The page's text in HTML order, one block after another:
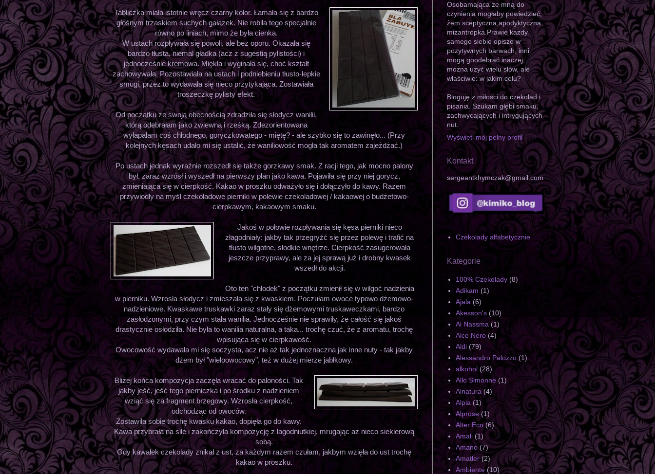
Tabliczka miała istotnie wręcz czarny kolor. Łamała się z bardzo
głośnym trzaskiem suchych gałązek. Nie robiła tego specjalnie
równo po liniach, mimo że była cienka.
W ustach rozpływała się powoli, ale bez oporu. Okazała się
bardzo tłusta, niemal gładka (acz z sugestią pylistości) i
jednocześnie kremowa. Miękła i wyginała się, choć kształt
zachowywała. Pozostawiała na ustach i podniebieniu tłusto-lepkie
smugi, przez to wydawała się nieco przytykająca. Zostawiała
troszeczkę pylisty efekt.
Od początku ze swoją obecnością zdradziła się słodycz wanilii,
którą odebrałam jako zwiewną i rześką. Zdezorientowana
wyłapałam coś chłodnego, goryczkowatego - miętę? - ale szybko się to zawinęło... (Przy
kolejnych kęsach udało mi się ustalić, że waniliowość mogła tak aromatem zajeżdżać.)
Po ustach jednak wyraźnie rozszedł się także gorzkawy smak. Z racji tego, jak mocno palony
był, zaraz wzrósł i wyszedł na pierwszy plan jako kawa. Pojawiła się przy niej gorycz,
zmieniająca się w cierpkość. Kakao w proszku odważyło się i dołączyło do kawy. Razem
przywiodły na myśl czekoladowe pierniki w polewie czekoladowej / kakaowej o budżetowo-
cierpkawym, kakaowym smaku.
Jakoś w połowie rozpływania się kęsa pierniki nieco
złagodniały: jakby tak przegryźć się przez polewę i trafić na
tłusto wilgotne, słodkie wnętrze. Cierpkość zasugerowała
jeszcze przyprawy, ale za jej sprawą już i drobny kwasek
wszedł do akcji.
Oto ten "chłodek" z początku zmienił się w wilgoć nadzienia
w pierniku. Wzrosła słodycz i zmieszała się z kwaskiem. Poczułam owoce typowo dżemowo-
nadzieniowe. Kwaskawe truskawki zaraz stały się dżemowymi truskaweczkami, bardzo
zasłodzonymi, przy czym stała wanilia. Jednocześnie nie sprawiły, że całość się jakoś
drastycznie osłodziła. Nie była to wanilia naturalna, a taka... trochę czuć, że z aromatu, trochę
wpisująca się w cierpkawość.
Owocowość wydawała mi się soczysta, acz nie aż tak jednoznaczna jak inne nuty - tak jakby
dżem był "wieloowocowy", też w dużej mierze jabłkowy.
Bliżej końca kompozycja zaczęła wracać do paloności. Tak
jakby jeść, jeść tego pierniczka i po środku z nadzieniem
wziąć się za fragment brzegowy. Wzrosła cierpkość,
odchodząc od owoców.
Zostawiła sobie trochę kwasku kakao, dopięła go do kawy.
Kawa przybrała na sile i zakończyła kompozycję z łagodniutkiej, mrugając aż nieco siekierową
sobą.
Gdy kawałek czekolady znikał z ust, za każdym razem czułam, jakbym wzięła do ust trochę
kakao w proszku.
Osobamająca ze mną do
czynienia mogłaby powiedzieć,
żem sceptyczna,apodyktyczna
mizantropka.Prawie każdy
samego siebie opisze w
pozytywnych barwach, inni
mogą goodebrać inaczej,
można użyć wielu słów, ale
właściwie: w jakim celu?
Bloguję z miłości do czekolad i
pisania. Szukam głębi smaku,
zachwycających i intrygujących
nut.
Wyświetl mój pełny profil
Kontakt
sergeantkhymczak@gmail.com
Czekolady alfabetycznie
Kategorie
100% Czekolady (8)
Adikam (1)
Ajala (6)
Akesson's (10)
Al Nassma (1)
Alce Nero (4)
Aldi (79)
Alessandro Palozzo (1)
alkohol (28)
Allo Simonne (1)
Alnatura (4)
Alpia (1)
Alprose (1)
Alter Eco (6)
Amali (1)
Amano (7)
Amatler (2)
Ambiente (10)